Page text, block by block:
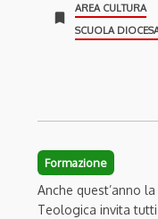
bookmark
AREA CULTURA
SCUOLA
Formazione
Anche quest’anno
Teologica invita